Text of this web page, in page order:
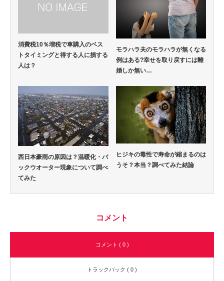
消費税10％増税で車購入のベス
トタイミングと得する人に損する
人は？
モラハラ夫のモラハラが無くなる
例はある?幸せを取り戻すには離
婚しか無い…
西日本豪雨の原因は？温暖化・バ
ックウオーター現象について調べ
てみた
ヒジキの毒性で寿命が縮まるのは
うそ？本当？調べてみた結論
コメント
コメント ( 0 )
トラックバック ( 0 )